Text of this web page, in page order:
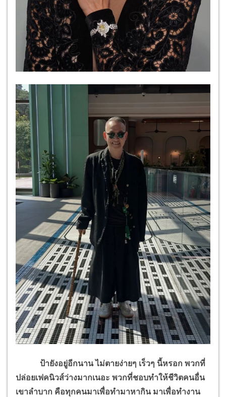
ป้ายังอยู่อีกนาน ไม่ตายง่ายๆ เร็วๆ นี้หรอก พวกที่
ปล่อยเฟคนิวส์ว่างมากเนอะ พวกที่ชอบทำให้ชีวิตคนอื่น
เขาลำบาก คือทุกคนมาเพื่อทำมาหากิน มาเพื่อทำงาน